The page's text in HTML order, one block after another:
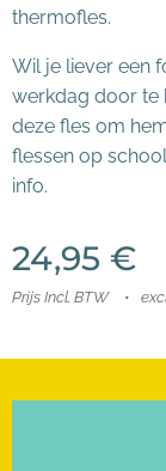
thermofles.
Wil je liever een
werkdag door te
deze fles om
flessen op
info.
24,95 €
Prijs Incl. BTW